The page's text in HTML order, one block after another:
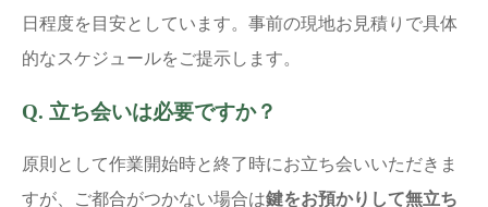
日程度を目安としています。事前の現地お見積りで具体
的なスケジュールをご提示します。
Q. 立ち会いは必要ですか？
原則として作業開始時と終了時にお立ち会いいただきま
すが、ご都合がつかない場合は鍵をお預かりして無立ち